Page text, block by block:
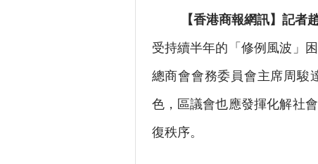
【香港商報網訊】記者
受持續半年的「修例風波」
總商會會務委員會主席周駿
色，區議會也應發揮化解社
復秩序。